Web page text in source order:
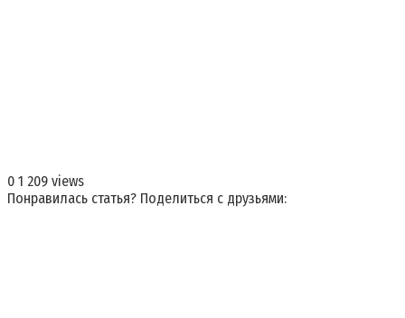
0 1 209 views
Понравилась статья? Поделиться с друзьями: